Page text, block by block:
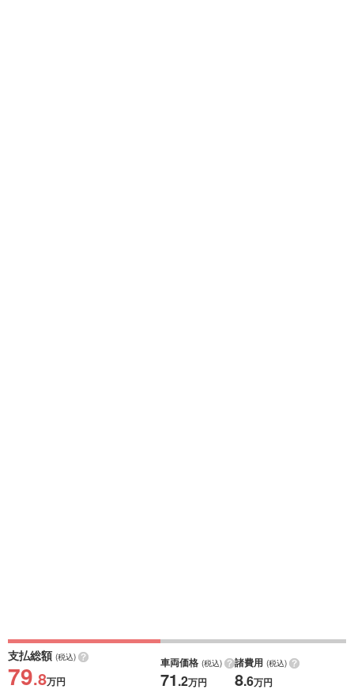
支払総額 (税込)
79.8万円
車両価格 (税込)
71.2万円
諸費用 (税込)
8.6万円